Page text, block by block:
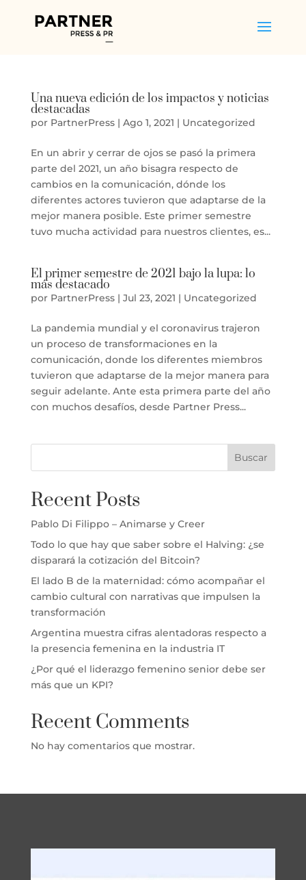
Una nueva edición de los impactos y noticias
destacadas
por PartnerPress| Ago 1, 2021 | Uncategorized
En un abrir y cerrar de ojos se pasó la primera
parte del 2021, un año bisagra respecto de
cambios en la comunicación, dónde los
diferentes actores tuvieron que adaptarse de la
mejor manera posible. Este primer semestre
tuvo mucha actividad para nuestros clientes, es...
El primer semestre de 2021 bajo la lupa: lo
más destacado
por PartnerPress| Jul 23, 2021 | Uncategorized
La pandemia mundial y el coronavirus trajeron
un proceso de transformaciones en la
comunicación, donde los diferentes miembros
tuvieron que adaptarse de la mejor manera para
seguir adelante. Ante esta primera parte del año
con muchos desafíos, desde Partner Press...
Buscar
Recent Posts
Pablo Di Filippo – Animarse y Creer
Todo lo que hay que saber sobre el Halving: ¿se
disparará la cotización del Bitcoin?
El lado B de la maternidad: cómo acompañar el
cambio cultural con narrativas que impulsen la
transformación
Argentina muestra cifras alentadoras respecto a
la presencia femenina en la industria IT
¿Por qué el liderazgo femenino senior debe ser
más que un KPI?
Recent Comments
No hay comentarios que mostrar.